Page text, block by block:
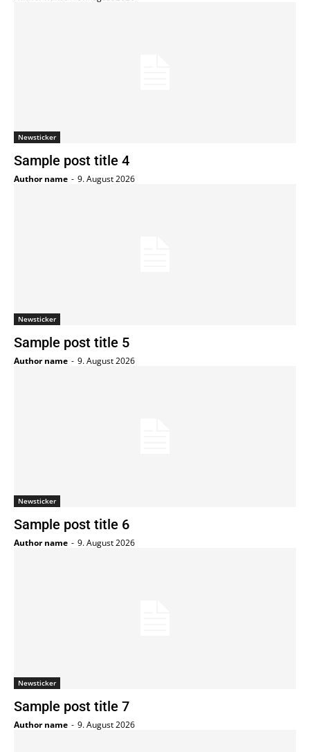
Newsticker
Sample post title 4
Author name - 9. August 2026
Newsticker
Sample post title 5
Author name - 9. August 2026
Newsticker
Sample post title 6
Author name - 9. August 2026
Newsticker
Sample post title 7
Author name - 9. August 2026